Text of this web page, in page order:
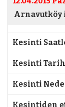
Arnavutköy
Kesinti
Kesinti
Kesinti
Kesintiden